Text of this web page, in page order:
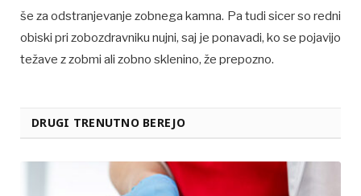
še za odstranjevanje zobnega kamna. Pa tudi sicer so redni
obiski pri zobozdravniku nujni, saj je ponavadi, ko se pojavijo
težave z zobmi ali zobno sklenino, že prepozno.
DRUGI TRENUTNO BEREJO